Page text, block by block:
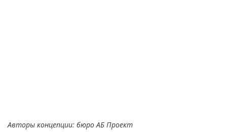
Авторы концепции: бюро АБ Проект